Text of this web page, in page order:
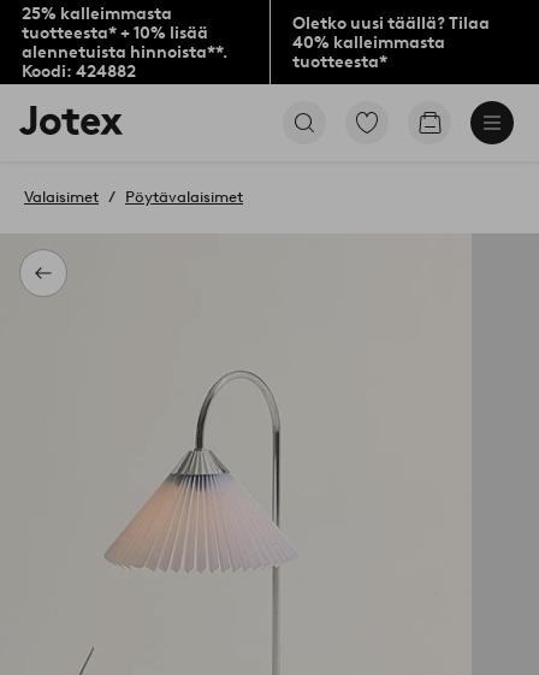
25% kalleimmasta
tuotteesta* + 10% lisää
alennetuista hinnoista**.
Koodi: 424882
Oletko uusi täällä? Tilaa
40% kalleimmasta
tuotteesta*
Jotex-
logo
aloitussivulle
Siirry
Siirry
Takaisin
Valaisimet Pöytävalaisimet